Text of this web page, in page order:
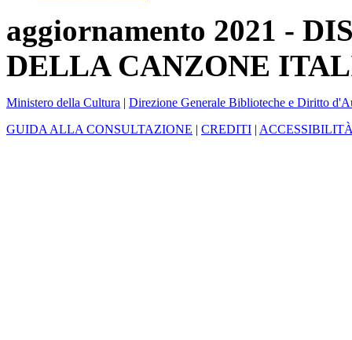
aggiornamento 2021 -
DELLA CANZONE
Ministero della Cultura | Direzione Generale Biblioteche e Diritto
GUIDA ALLA CONSULTAZIONE | CREDITI |